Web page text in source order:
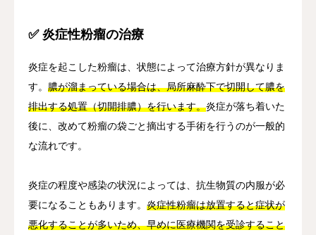
✅ 炎症性粉瘤の治療
炎症を起こした粉瘤は、状態によって治療方針が異なりま
す。 膿が溜まっている場合は、局所麻酔下で切開して膿を
排出する処置（切開排膿）を行います。炎症が落ち着いた
後に、改めて粉瘤の袋ごと摘出する手術を行うのが一般的
な流れです。
炎症の程度や感染の状況によっては、抗生物質の内服が必
要になることもあります。 炎症性粉瘤は放置すると症状が
悪化することが多いため、早めに医療機関を受診すること